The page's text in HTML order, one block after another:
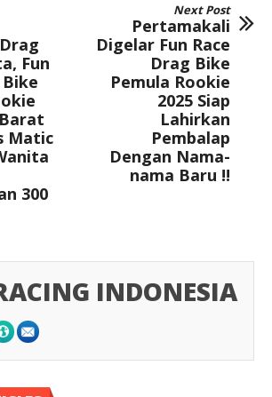
Fun
Matic
300
Next Post
Pertamakali
Digelar Fun Race
Drag Bike
Pemula Rookie
2025 Siap
Lahirkan
Pembalap
Dengan Nama-
nama Baru !!
INDONESIA